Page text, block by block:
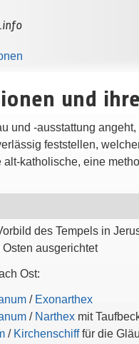
.info
und
und -ausstattung
feststellen,
katholische, eine
des Tempels in
Osten ausgerichtet
Ost:
/ Exonarthex
/ Narthex mit
/ Kirchenschifffür die